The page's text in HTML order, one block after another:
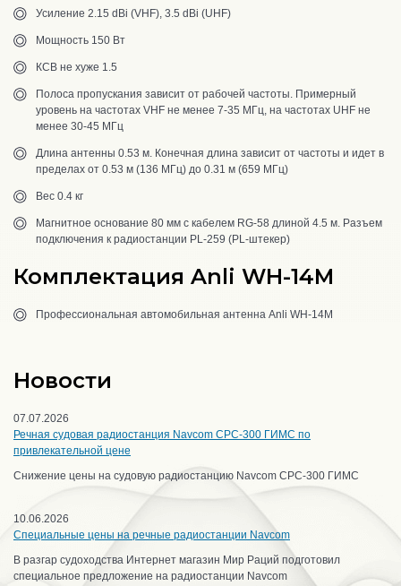
Усиление 2.15 dBi (VHF), 3.5 dBi (UHF)
Мощность 150 Вт
КСВ не хуже 1.5
Полоса пропускания зависит от рабочей частоты. Примерный
уровень на частотах VHF не менее 7-35 МГц, на частотах UHF не
менее 30-45 МГц
Длина антенны 0.53 м. Конечная длина зависит от частоты и идет в
пределах от 0.53 м (136 МГц) до 0.31 м (659 МГц)
Вес 0.4 кг
Магнитное основание 80 мм с кабелем RG-58 длиной 4.5 м. Разъем
подключения к радиостанции PL-259 (PL-штекер)
Комплектация Anli WH-14M
Профессиональная автомобильная антенна Anli WH-14M
Новости
07.07.2026
Речная судовая радиостанция Navcom CPC-300 ГИМС по
привлекательной цене
Снижение цены на судовую радиостанцию Navcom CPC-300 ГИМС
10.06.2026
Специальные цены на речные радиостанции Navcom
В разгар судоходства Интернет магазин Мир Раций подготовил
специальное предложение на радиостанции Navcom